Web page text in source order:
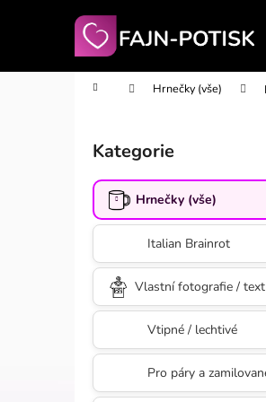
Domů Hrnečky (vše)
Přeskočit
kategorie
Kategorie
Hrnečky (vše)
Italian Brainrot
Vlastní fotografie / text
Vtipné / lechtivé
Pro páry a
í
Zpět
do
Zpět
do